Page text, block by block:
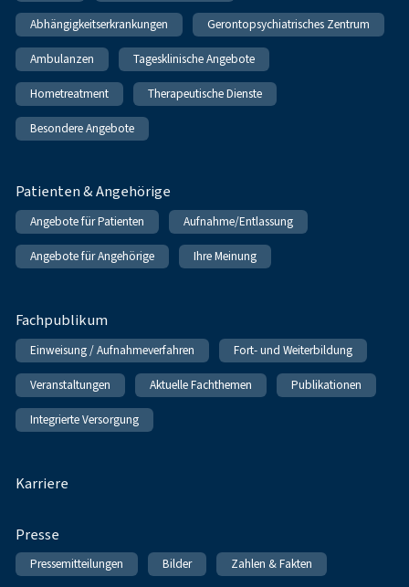
Abhängigkeitserkrankungen Gerontopsychiatrisches Zentrum
Ambulanzen Tagesklinische Angebote
Hometreatment Therapeutische Dienste
Besondere Angebote
Patienten & Angehörige
Angebote für Patienten Aufnahme/Entlassung
Angebote für Angehörige Ihre Meinung
Fachpublikum
Einweisung / Aufnahmeverfahren Fort- und Weiterbildung
Veranstaltungen Aktuelle Fachthemen Publikationen
Integrierte Versorgung
Karriere
Presse
Pressemitteilungen Bilder Zahlen & Fakten